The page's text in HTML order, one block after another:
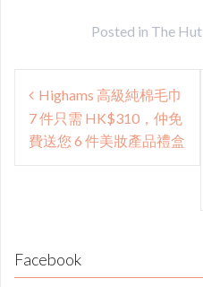
Posted in The Hut
Post
navigation
Highams 高級純棉毛巾
7 件只需 HK$310，仲免
費送您 6 件美妝產品禮盒
Facebook